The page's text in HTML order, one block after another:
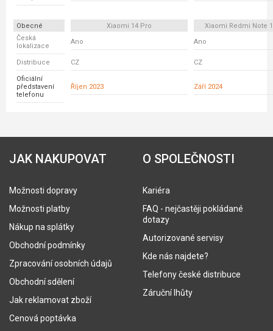
Obecné Xiaomi 14 Pro
Xiaomi Redmi Note
Česká
lokalizace
Ano Ano
Distribuce CZ CZ
Oficiální
představení
telefonu
Říjen 2023 Září 2024
JAK NAKUPOVAT
Možnosti dopravy
Možnosti platby
Nákup na splátky
Obchodní podmínky
Zpracování osobních údajů
Obchodní sdělení
Jak reklamovat zboží
Cenová poptávka
O SPOLEČNOSTI
Kariéra
FAQ - nejčastěji pokládané
dotazy
Autorizované servisy
Kde nás najdete?
Telefony české distribuce
Záruční lhůty